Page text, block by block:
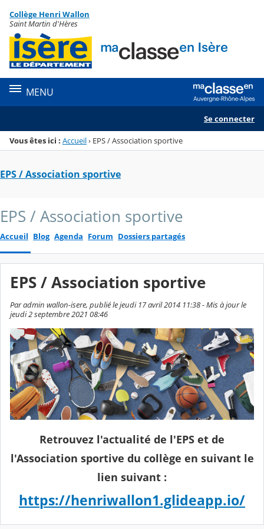
Menu de la rubrique
Contenu
Collège Henri Wallon
Saint Martin d'Hères
MENU
Se connecter
Vous êtes ici : Accueil› EPS / Association sportive
EPS / Association sportive
EPS / Association sportive
Accueil Blog Agenda Forum Dossiers partagés
EPS / Association sportive
Par admin wallon-isere, publié le jeudi 17 avril 2014 11:38 - Mis à jour le
jeudi 2 septembre 2021 08:46
Retrouvez l'actualité de l'EPS et de
l'Association sportive du collège en suivant le
lien suivant :
https://henriwallon1.glideapp.io/